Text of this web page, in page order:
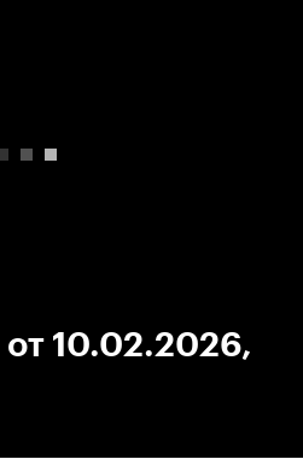
10.02.2026,